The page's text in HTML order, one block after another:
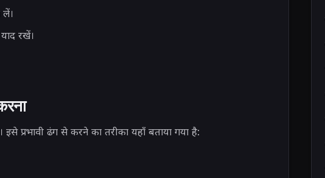
रखें।
ढंग से करने का तरीका यहाँ बताया गया है: